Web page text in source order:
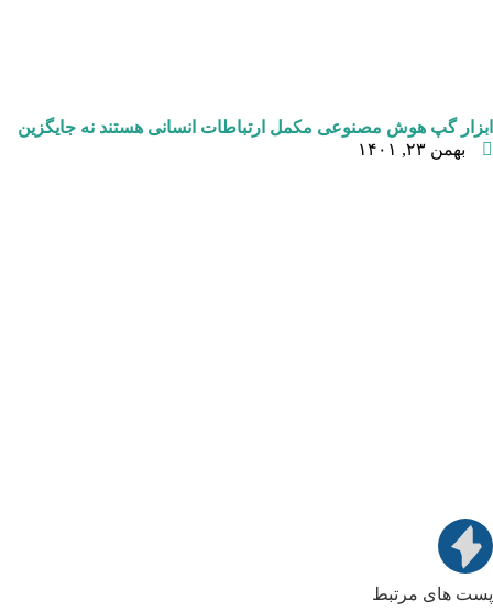
ابزار گپ هوش مصنوعی مکمل ارتباطات انسانی هستند نه جایگزین
بهمن ۲۳, ۱۴۰۱
پست های مرتبط